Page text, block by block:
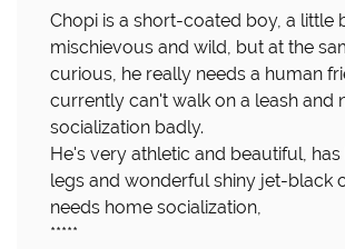
Chopi is a short-coated boy, a little
mischievous and wild, but at the
curious, he really needs a human
currently can't walk on a leash and
socialization badly.
He's very athletic and beautiful,
legs and wonderful shiny jet-black
needs home socialization,
*****